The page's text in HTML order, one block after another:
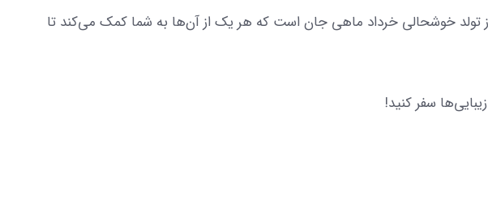
به تماشای مجموعه‌ای از عکس‌های متنوع و زیبا دعوت می‌کنیم. این مجموعه شامل 19 عکس از تولد خوشحالی خرداد ماهی جان است که هر یک از آن‌ها به شما کمک می‌کند تا
سفر کنید!